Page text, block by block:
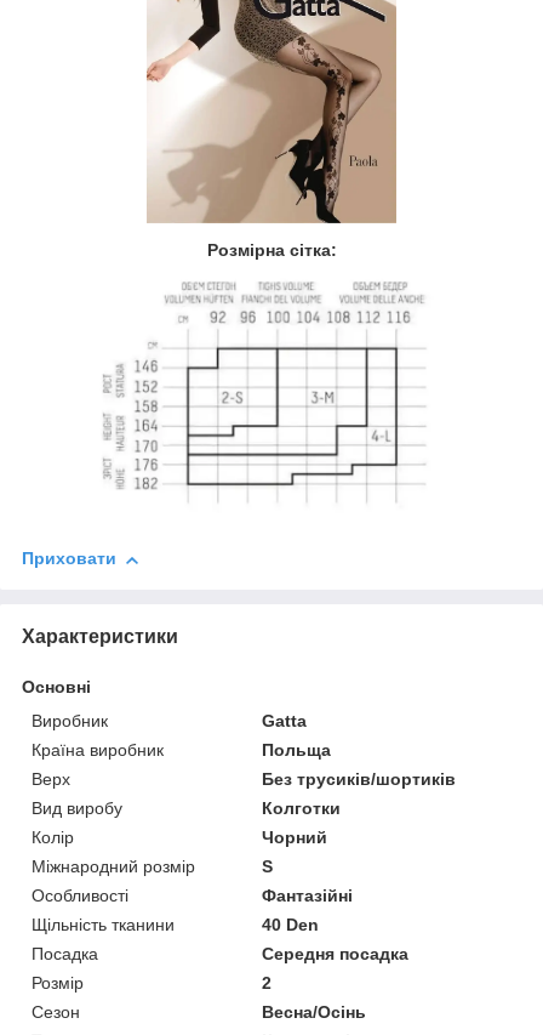
Розмірна сітка:
Приховати
Характеристики
Основні
Виробник
Gatta
Країна виробник
Польща
Верх
Без трусиків/шортиків
Вид виробу
Колготки
Колір
Чорний
Міжнародний розмір
S
Особливості
Фантазійні
Щільність тканини
40 Den
Посадка
Середня посадка
Розмір
2
Сезон
Весна/Осінь